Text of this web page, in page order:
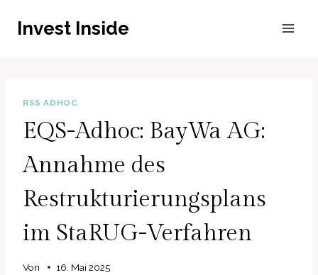
InhaltInvest Inside
RSS ADHOC
EQS-Adhoc: BayWa AG:
Annahme des
Restrukturierungsplans
im StaRUG-Verfahren
Von 16. Mai 2025